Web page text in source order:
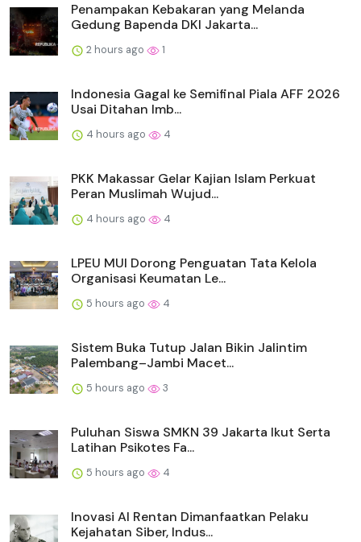
Penampakan Kebakaran yang Melanda
Gedung Bapenda DKI Jakarta...
2 hours ago 1
Indonesia Gagal ke Semifinal Piala AFF 2026
Usai Ditahan Imb...
4 hours ago 4
PKK Makassar Gelar Kajian Islam Perkuat
Peran Muslimah Wujud...
4 hours ago 4
LPEU MUI Dorong Penguatan Tata Kelola
Organisasi Keumatan Le...
5 hours ago 4
Sistem Buka Tutup Jalan Bikin Jalintim
Palembang–Jambi Macet...
5 hours ago 3
Puluhan Siswa SMKN 39 Jakarta Ikut Serta
Latihan Psikotes Fa...
5 hours ago 4
Inovasi AI Rentan Dimanfaatkan Pelaku
Kejahatan Siber, Indus...